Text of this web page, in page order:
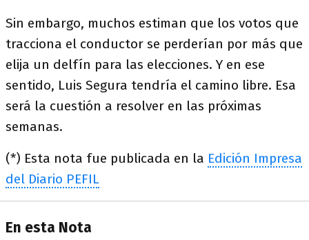
Sin embargo, muchos estiman que los votos que
tracciona el conductor se perderían por más que
elija un delfín para las elecciones. Y en ese
sentido, Luis Segura tendría el camino libre. Esa
será la cuestión a resolver en las próximas
semanas.
(*) Esta nota fue publicada en la Edición Impresa
del Diario PEFIL
En esta Nota